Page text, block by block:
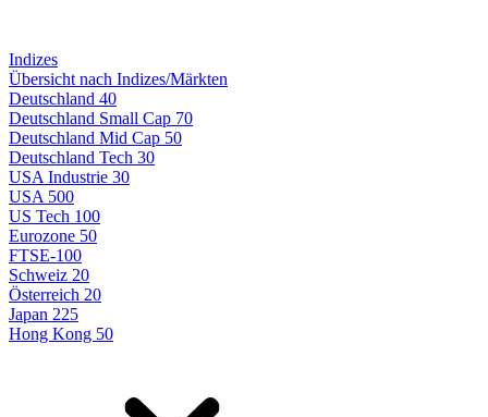
Indizes
Übersicht nach Indizes/Märkten
Deutschland 40
Deutschland Small Cap 70
Deutschland Mid Cap 50
Deutschland Tech 30
USA Industrie 30
USA 500
US Tech 100
Eurozone 50
FTSE-100
Schweiz 20
Österreich 20
Japan 225
Hong Kong 50